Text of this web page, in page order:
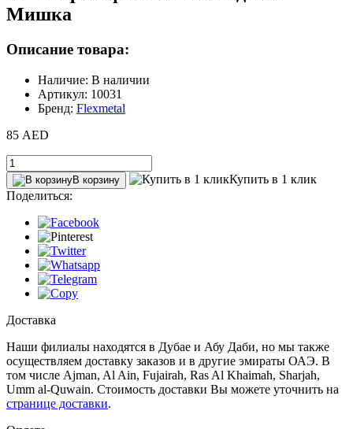
Мишка
Описание товара:
Наличие: В наличии
Артикул: 10031
Бренд: Flexmetal
85 AED
В корзину
Купить в 1 клик
Поделиться:
Доставка
Наши филиалы находятся в Дубае и Абу Даби, но мы также
осуществляем доставку заказов и в другие эмираты ОАЭ. В
том числе Ajman, Al Ain‎, Fujairah, Ras Al Khaimah, Sharjah,
Umm al-Quwain. Стоимость доставки Вы можете уточнить на
странице доставки.